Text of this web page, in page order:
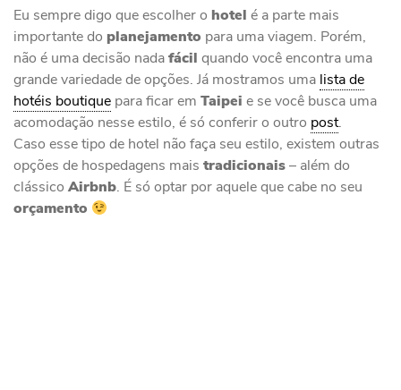
Eu sempre digo que escolher o hotel é a parte mais
importante do planejamento para uma viagem. Porém,
não é uma decisão nadafácil quando você encontra uma
grande variedade de opções. Já mostramos uma lista de
hotéis boutique para ficar em Taipei e se você busca uma
acomodação nesse estilo, é só conferir o outro post.
Caso esse tipo de hotel não faça seu estilo, existem outras
opções de hospedagens mais tradicionais– além do
clássico Airbnb. É só optar por aquele que cabe no seu
orçamento